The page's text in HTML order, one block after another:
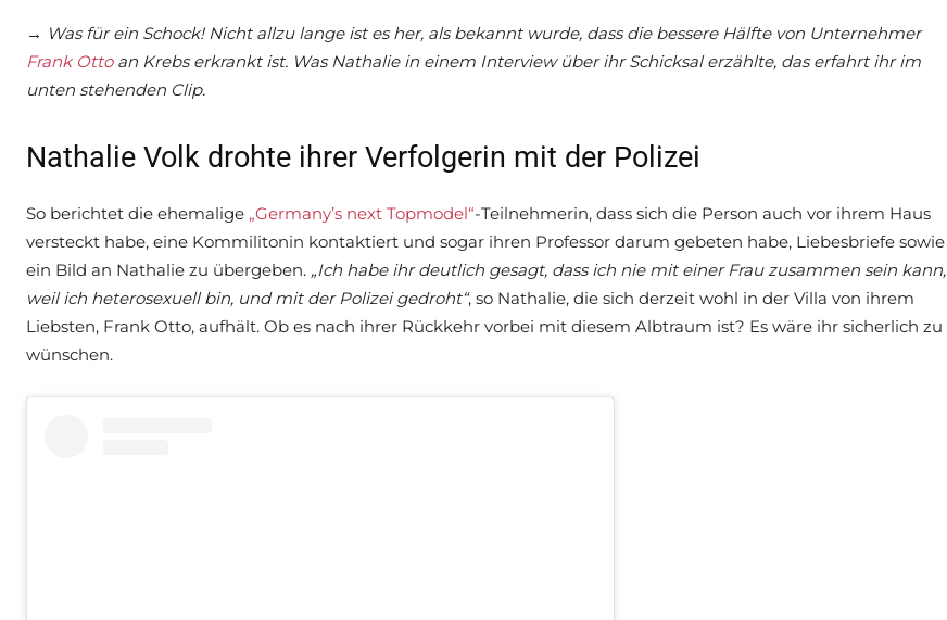
→ Was für ein Schock! Nicht allzu lange ist es her, als bekannt wurde, dass die bessere Hälfte von Unternehmer
Frank Ottoan Krebs erkrankt ist. Was Nathalie in einem Interview über ihr Schicksal erzählte, das erfahrt ihr im
unten stehenden Clip.
Nathalie Volk drohte ihrer Verfolgerin mit der Polizei
So berichtet die ehemalige „Germany’s next Topmodel“-Teilnehmerin, dass sich die Person auch vor ihrem Haus
versteckt habe, eine Kommilitonin kontaktiert und sogar ihren Professor darum gebeten habe, Liebesbriefe sowie
ein Bild an Nathalie zu übergeben. „Ich habe ihr deutlich gesagt, dass ich nie mit einer Frau zusammen sein kann,
weil ich heterosexuell bin, und mit der Polizei gedroht“, so Nathalie, die sich derzeit wohl in der Villa von ihrem
Liebsten, Frank Otto, aufhält. Ob es nach ihrer Rückkehr vorbei mit diesem Albtraum ist? Es wäre ihr sicherlich zu
wünschen.